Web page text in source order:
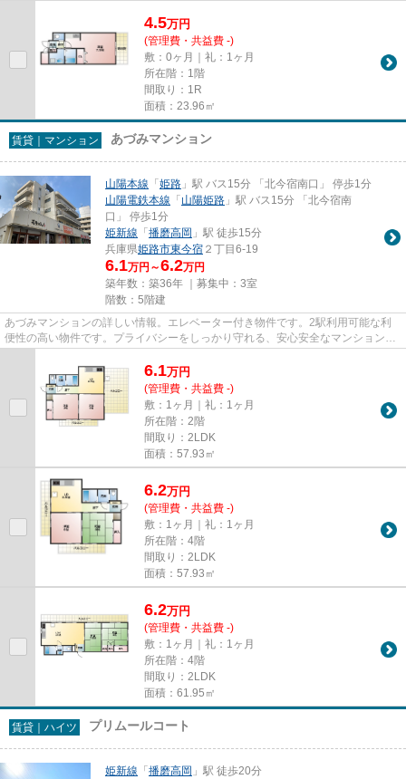
ご用意しております。お客様...
4.5万円
(管理費・共益費 -)
敷：0ヶ月｜礼：1ヶ月
所在階：1階
間取り：1R
面積：23.96㎡
賃貸｜マンション あづみマンション
山陽本線 「姫路 」駅 バス15分 「北今宿南口」 停歩1分
山陽電鉄本線 「山陽姫路 」駅 バス15分 「北今宿南
口」 停歩1分
姫新線 「播磨高岡 」駅 徒歩15分
兵庫県姫路市東今宿 ２丁目6-19
6.1万円～6.2万円
築年数：築36年 ｜募集中： 3室
階数：5階建
あづみマンションの詳しい情報。エレベーター付き物件です。2駅利用可能な利
便性の高い物件です。プライバシーをしっかり守れる、安心安全なマンションで
す。姫路市エリアと姫新線播磨...
6.1万円
(管理費・共益費 -)
敷：1ヶ月｜礼：1ヶ月
所在階：2階
間取り：2LDK
面積：57.93㎡
6.2万円
(管理費・共益費 -)
敷：1ヶ月｜礼：1ヶ月
所在階：4階
間取り：2LDK
面積：57.93㎡
6.2万円
(管理費・共益費 -)
敷：1ヶ月｜礼：1ヶ月
所在階：4階
間取り：2LDK
面積：61.95㎡
賃貸｜ハイツ プリムールコート
姫新線 「播磨高岡 」駅 徒歩20分